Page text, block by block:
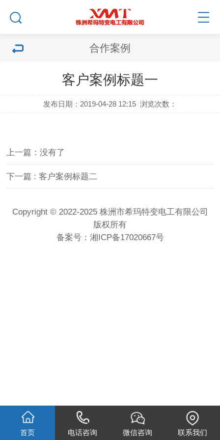
合作案例
客户案例标题一
发布日期：2019-04-28 12:15 浏览次数：
上一篇：没有了
下一篇 : 客户案例标题二
Copyright © 2022-2025 株洲市希玛特变电工有限公司
版权所有
备案号： 湘ICP备17020667号
首页 电话咨询 微信咨询 联系我们